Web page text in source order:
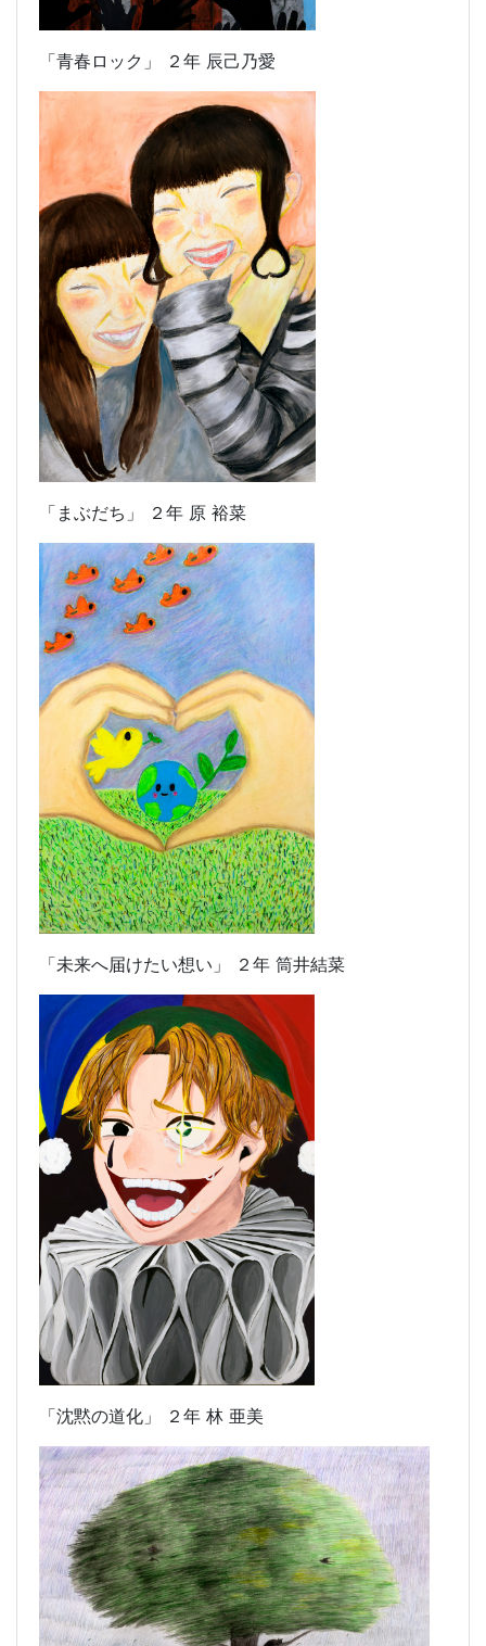
「青春ロック」 ２年 辰己乃愛
「まぶだち」 ２年 原 裕菜
「未来へ届けたい想い」 ２年 筒井結菜
「沈黙の道化」 ２年 林 亜美